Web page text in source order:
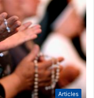
Articles